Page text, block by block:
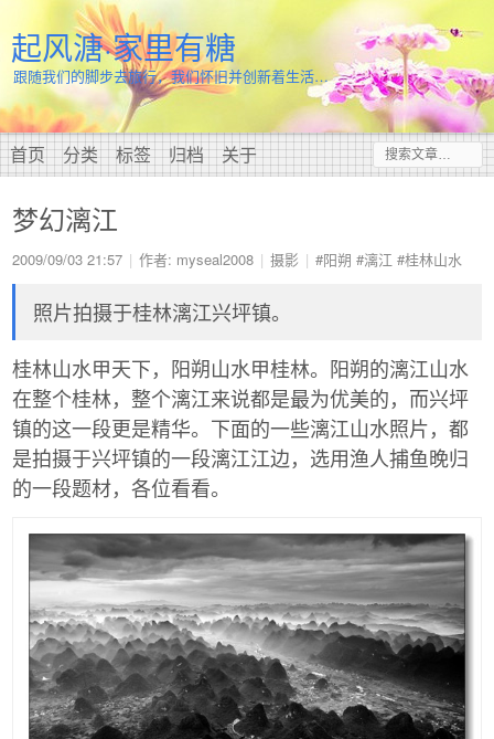
起风溏·家里有糖
跟随我们的脚步去旅行，我们怀旧并创新着生活…
首页 分类 标签 归档 关于
梦幻漓江
2009/09/03 21:57 作者: myseal2008 摄影 #阳朔 #漓江 #桂林山水
照片拍摄于桂林漓江兴坪镇。
桂林山水甲天下，阳朔山水甲桂林。阳朔的漓江山水
在整个桂林，整个漓江来说都是最为优美的，而兴坪
镇的这一段更是精华。下面的一些漓江山水照片，都
是拍摄于兴坪镇的一段漓江江边，选用渔人捕鱼晚归
的一段题材，各位看看。